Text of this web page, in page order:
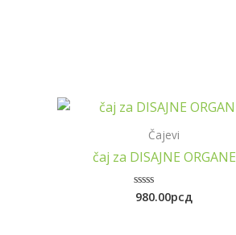
Čajevi
čaj za DISAJNE ORGANE
Rated
980.00рсд